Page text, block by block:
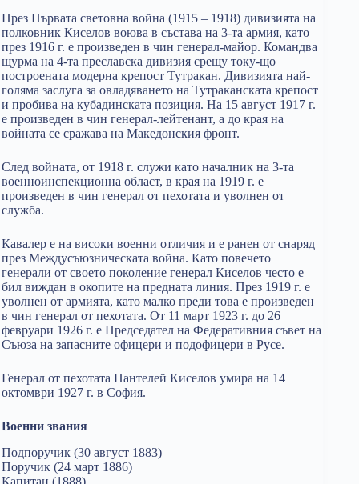
През Първата световна война (1915 – 1918) дивизията на
полковник Киселов воюва в състава на 3-та армия, като
през 1916 г. е произведен в чин генерал-майор. Командва
щурма на 4-та преславска дивизия­ срещу току-що
построената модерна крепост Тутракан. Дивизията най-
голяма заслуга за овладяването на Тутраканската крепост
и пробива на кубадинската позиция. На 15 август 1917 г.
е произведен в чин генерал-лейтенант, а до края на
войната се сражава на Македонския фронт.
След войната, от 1918 г. служи като началник на 3-та
военноинспекционна област, в края на 1919 г. е
произведен в чин генерал от пехотата и уволнен от
служба.
Кавалер е на високи военни отличия и е ранен от снаряд
през Междусъюзническата война. Като повечето
генерали от своето поколение генерал Киселов често е
бил виждан в окопите на предната линия. През 1919 г. е
уволнен от армията, като малко преди това е произведен
в чин генерал от пехотата. От 11 март 1923 г. до 26
февруари 1926 г. е Председател на Федеративния съвет на
Съюза на запасните офицери и подофицери в Русе.
Генерал от пехотата Пантелей Киселов умира на 14
октомври 1927 г. в София.
Военни звания
Подпоручик (30 август 1883)
Поручик (24 март 1886)